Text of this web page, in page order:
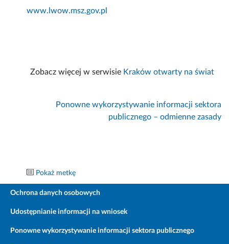
www.lwow.msz.gov.pl
Zobacz więcej w serwisie Kraków otwarty na świat
Ponowne wykorzystywanie informacji sektora
publicznego – odmienne zasady
Pokaż metkę
Ochrona danych osobowych
Udostępnianie informacji na wniosek
Ponowne wykorzystywanie informacji sektora publicznego